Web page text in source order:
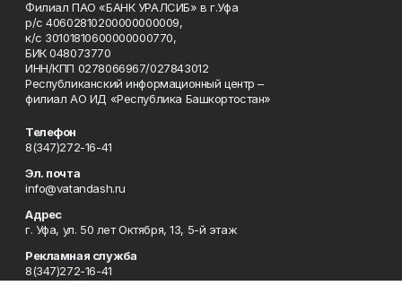
Филиал ПАО «БАНК УРАЛСИБ» в г.Уфа
р/с 40602810200000000009,
к/с 30101810600000000770,
БИК 048073770
ИНН/КПП 0278066967/027843012
Республиканский информационный центр –
филиал АО ИД «Республика Башкортостан»
Телефон
8(347)272-16-41
Эл. почта
info@vatandash.ru
Адрес
г. Уфа, ул. 50 лет Октября, 13, 5-й этаж
Рекламная служба
8(347)272-16-41